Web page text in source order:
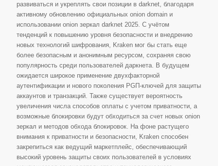
развиваться и укреплять свои позиции в darknet, благодаря
активному обновлению официальных onion domain и
использовании onion зеркал darknet 2025. С учётом
тенденций к повышению уровня безопасности и внедрению
новых технологий шифрования, Kraken мог бы стать еще
более безопасным и анонимным ресурсом, сохраняя свою
популярность среди пользователей даркнета. В будущем
ожидается широкое применение двухфакторной
аутентификации и нового поколения PGП-ключей для защиты
аккаунтов и транзакций. Также существует вероятность
увеличения числа способов оплаты с учетом приватности, а
возможные блокировки будут обходиться за счет новых onion
зеркал и методов обхода блокировок. На фоне растущего
внимания к приватности и безопасности, Kraken способен
закрепиться как ведущий маркетплейс, обеспечивающий
высокий уровень защиты своих пользователей в условиях